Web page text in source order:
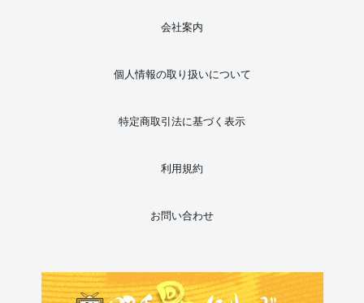
会社案内
個人情報の取り扱いについて
特定商取引法に基づく表示
利用規約
お問い合わせ